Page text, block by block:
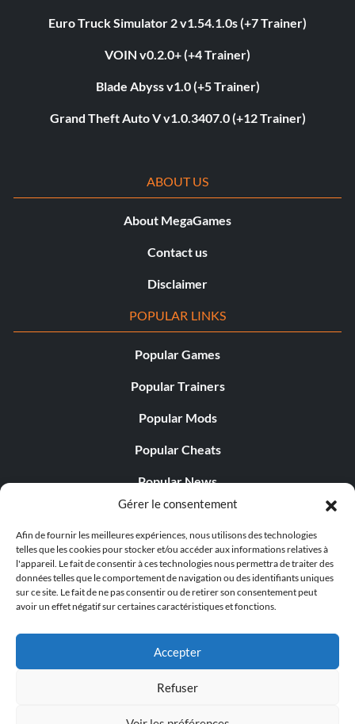
Gérer le consentement
Afin de fournir les meilleures expériences, nous utilisons des technologies
telles que les cookies pour stocker et/ou accéder aux informations relatives à
l'appareil. Le fait de consentir à ces technologies nous permettra de traiter des
données telles que le comportement de navigation ou des identifiants uniques
sur ce site. Le fait de ne pas consentir ou de retirer son consentement peut
avoir un effet négatif sur certaines caractéristiques et fonctions.
Accepter
Refuser
Euro Truck Simulator 2 v1.54.1.0s (+7 Trainer)
VOIN v0.2.0+ (+4 Trainer)
Blade Abyss v1.0 (+5 Trainer)
Grand Theft Auto V v1.0.3407.0 (+12 Trainer)
ABOUT US
About MegaGames
Contact us
Disclaimer
POPULAR LINKS
Popular Games
Popular Trainers
Popular Mods
Popular Cheats
Popular News
Popular Editorials
Popular Free Games
LATEST UPDATES
© 1998 - 2026 MegaGames.com All rights reserved